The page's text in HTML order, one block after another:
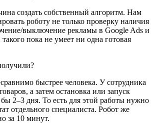
создать собственный алгоритм. Нам
роботу не только проверку наличия
выключение рекламы в Google Ads и
пока не умеет ни одна готовая
быстрее человека. У сотрудника
а затем остановка или запуск
2–3 дня. То есть для этой работы нужно
отдельного специалиста. Робот же
за 10 минут.